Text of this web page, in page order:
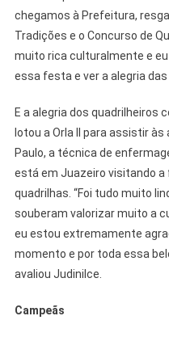
chegamos à Prefeitura,
Tradições e o Concurso de
muito rica culturalmente e
essa festa e ver a alegria
E a alegria dos quadrilheiros
lotou a Orla II para assistir
Paulo, a técnica de
está em Juazeiro visitando
quadrilhas. “Foi tudo muito
souberam valorizar muito a
eu estou extremamente
momento e por toda essa
avaliou Judinilce.
Campeãs